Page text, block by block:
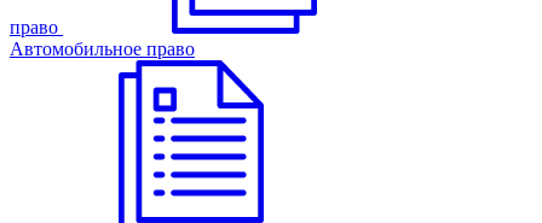
право
Автомобильное право